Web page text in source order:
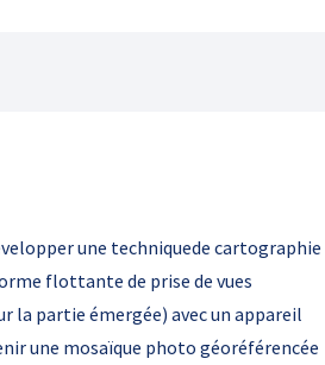
une techniquede cartographie
flottante de prise de vues
la partie émergée) avec un appareil
une mosaïque photo géoréférencée